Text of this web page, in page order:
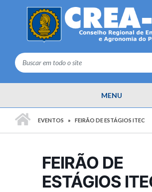
MENU
EVENTOS FEIRÃO DE ESTÁGIOS ITEC
FEIRÃO DE
ESTÁGIOS